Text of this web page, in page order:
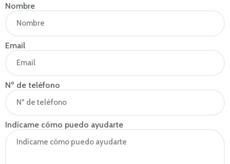
Nombre
Email
Nº de teléfono
Indícame cómo puedo ayudarte